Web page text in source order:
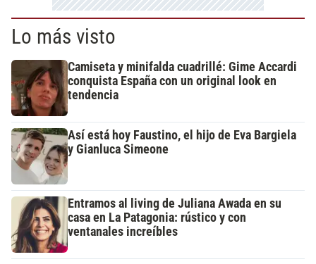
Lo más visto
Camiseta y minifalda cuadrillé: Gime Accardi
conquista España con un original look en
tendencia
Así está hoy Faustino, el hijo de Eva Bargiela
y Gianluca Simeone
Entramos al living de Juliana Awada en su
casa en La Patagonia: rústico y con
ventanales increíbles